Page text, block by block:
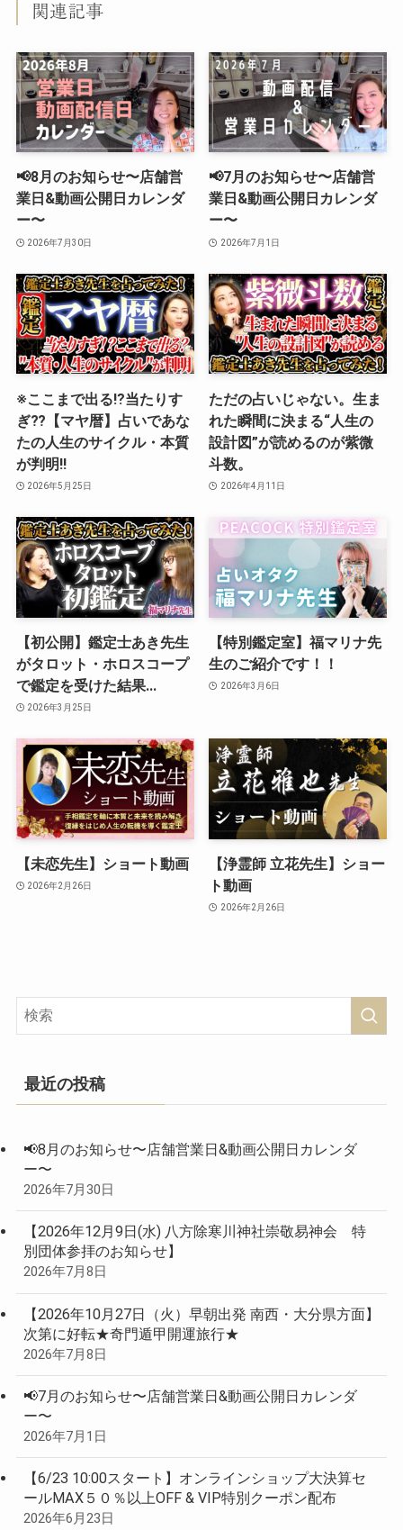
関連記事
📢8月のお知らせ〜店舗営
業日&動画公開日カレンダ
ー〜
2026年7月30日
📢7月のお知らせ〜店舗営
業日&動画公開日カレンダ
ー〜
2026年7月1日
※ここまで出る⁉︎当たりす
ぎ⁇【マヤ暦】占いであな
たの人生のサイクル・本質
が判明‼️
2026年5月25日
ただの占いじゃない。生ま
れた瞬間に決まる“人生の
設計図”が読めるのが紫微
斗数。
2026年4月11日
【初公開】鑑定士あき先生
がタロット・ホロスコープ
で鑑定を受けた結果…
2026年3月25日
【特別鑑定室】福マリナ先
生のご紹介です！！
2026年3月6日
【未恋先生】ショート動画
2026年2月26日
【浄霊師 立花先生】ショー
ト動画
2026年2月26日
最近の投稿
📢8月のお知らせ〜店舗営業日&動画公開日カレンダ
ー〜
2026年7月30日
【2026年12月9日(水) 八方除寒川神社崇敬易神会 特
別団体参拝のお知らせ】
2026年7月8日
【2026年10月27日（火）早朝出発 南西・大分県方面】
次第に好転★奇門遁甲開運旅行★
2026年7月8日
📢7月のお知らせ〜店舗営業日&動画公開日カレンダ
ー〜
2026年7月1日
【6/23 10:00スタート】オンラインショップ大決算セ
ールMAX５０％以上OFF & VIP特別クーポン配布
2026年6月23日